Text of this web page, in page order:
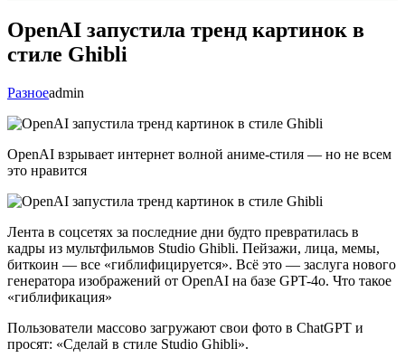
OpenAI запустила тренд картинок в
стиле Ghibli
Разноеadmin
OpenAI взрывает интернет волной аниме-стиля — но не всем
это нравится
Лента в соцсетях за последние дни будто превратилась в
кадры из мультфильмов Studio Ghibli. Пейзажи, лица, мемы,
биткоин — все «гиблифицируется». Всё это — заслуга нового
генератора изображений от OpenAI на базе GPT-4o. Что такое
«гиблификация»
Пользователи массово загружают свои фото в ChatGPT и
просят: «Сделай в стиле Studio Ghibli».